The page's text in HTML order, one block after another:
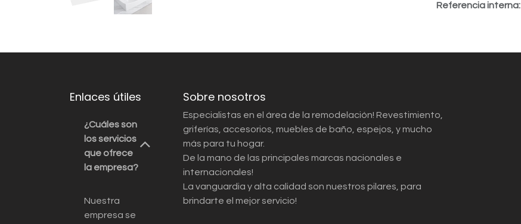
Referencia interna:
Enlaces útiles
¿Cuáles son
los servicios
que ofrece
la empresa?
Nuestra
empresa se
Sobre nosotros
Especialistas en el área de la remodelación! Revestimiento,
griferías, accesorios, muebles de baño, espejos, y mucho
más para tu hogar.
De la mano de las principales marcas nacionales e
internacionales!
La vanguardia y alta calidad son nuestros pilares, para
brindarte el mejor servicio!